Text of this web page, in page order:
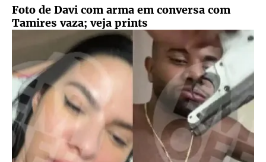
Foto de Davi com arma em conversa com
Tamires vaza; veja prints